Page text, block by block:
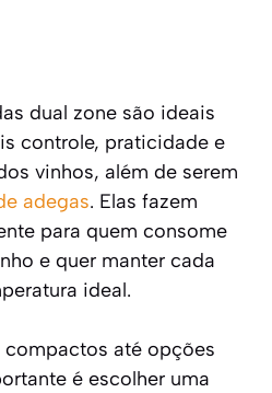
dual zone são ideais
controle, praticidade e
vinhos, além de serem
adegas. Elas fazem
para quem consome
e quer manter cada
ideal.
até opções
é escolher uma